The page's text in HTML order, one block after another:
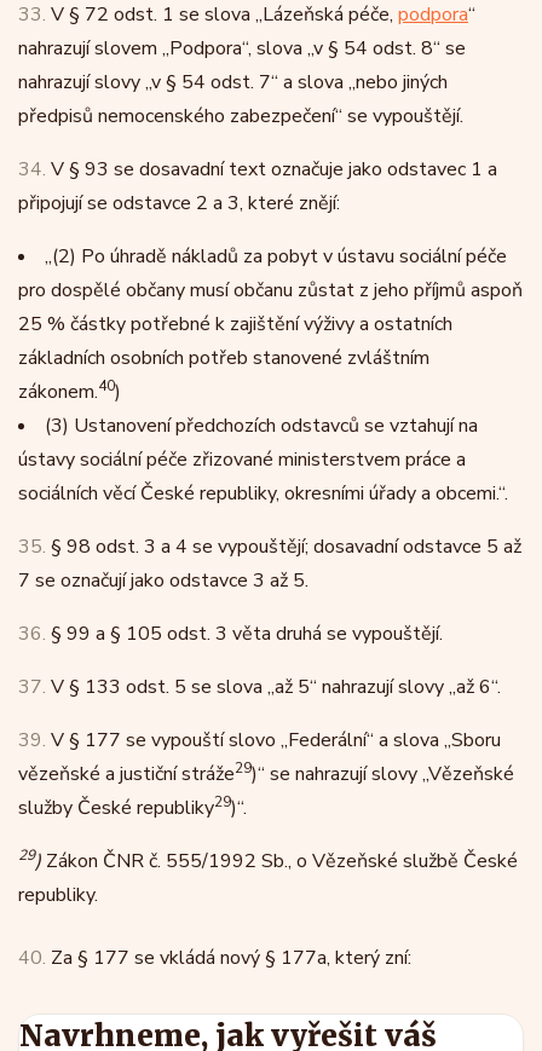
33. V § 72 odst. 1 se slova „Lázeňská péče, podpora“
nahrazují slovem „Podpora“, slova „v § 54 odst. 8“ se
nahrazují slovy „v § 54 odst. 7“ a slova „nebo jiných
předpisů nemocenského zabezpečení“ se vypouštějí.
34. V § 93 se dosavadní text označuje jako odstavec 1 a
připojují se odstavce 2 a 3, které znějí:
„(2) Po úhradě nákladů za pobyt v ústavu sociální péče
pro dospělé občany musí občanu zůstat z jeho příjmů aspoň
25 % částky potřebné k zajištění výživy a ostatních
základních osobních potřeb stanovené zvláštním
zákonem.40)
(3) Ustanovení předchozích odstavců se vztahují na
ústavy sociální péče zřizované ministerstvem práce a
sociálních věcí České republiky, okresními úřady a obcemi.“.
35. § 98 odst. 3 a 4 se vypouštějí; dosavadní odstavce 5 až
7 se označují jako odstavce 3 až 5.
36. § 99 a § 105 odst. 3 věta druhá se vypouštějí.
37. V § 133 odst. 5 se slova „až 5“ nahrazují slovy „až 6“.
39. V § 177 se vypouští slovo „Federální“ a slova „Sboru
vězeňské a justiční stráže29)“ se nahrazují slovy „Vězeňské
služby České republiky29)“.
29) Zákon ČNR č. 555/1992 Sb., o Vězeňské službě České
republiky.
40. Za § 177 se vkládá nový § 177a, který zní:
Navrhneme, jak vyřešit váš